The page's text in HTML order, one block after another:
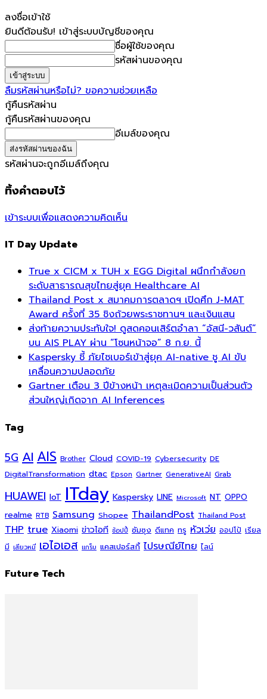
ลงชื่อเข้าใช้
ยินดีต้อนรับ! เข้าสู่ระบบบัญชีของคุณ
ชื่อผู้ใช้ของคุณ
รหัสผ่านของคุณ
ลืมรหัสผ่านหรือไม่? ขอความช่วยเหลือ
กู้คืนรหัสผ่าน
กู้คืนรหัสผ่านของคุณ
อีเมล์ของคุณ
รหัสผ่านจะถูกอีเมล์ถึงคุณ
ทิ้งคำตอบไว้
เข้าระบบเพื่อแสดงความคิดเห็น
IT Day Update
True x CICM x TUH x EGG Digital ผนึกกำลังยก
ระดับสาธารณสุขไทยสู่ยุค Healthcare AI
Thailand Post x สมาคมการตลาดฯ เปิดศึก J-MAT
Award ครั้งที่ 35 ชิงถ้วยพระราชทานฯ และเงินแสน
ส่งท้ายความประทับใจ! ดูสดคอนเสิร์ตอำลา “อัสนี-วสันต์”
บน AIS PLAY ผ่าน “โซนหน้าจอ” 8 ก.ย. นี้
Kaspersky ชี้ ภัยไซเบอร์เข้าสู่ยุค AI-native ชู AI ขับ
เคลื่อนความปลอดภัย
Gartner เตือน 3 ปีข้างหน้า เหตุละเมิดความเป็นส่วนตัว
ส่วนใหญ่เกิดจาก AI Inferences
Tag
5G AI AIS Brother Cloud COVID-19 Cybersecurity DE
DigitalTransformation dtac Epson Gartner GenerativeAI Grab
HUAWEI IoT ITday Kaspersky LINE Microsoft NT OPPO
realme RTB Samsung Shopee ThailandPost Thailand Post
THP true Xiaomi ข่าวไอที ช้อปปี้ ซัมซุง ดีแทค ทรู หัวเว่ย ออปโป้ เรียล
มี เสียวหมี่ เอไอเอส แกร็บ แคสเปอร์สกี้ ไปรษณีย์ไทย ไลน์
Future Tech